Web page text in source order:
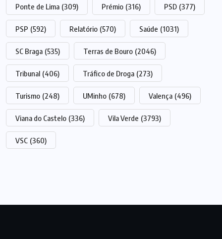
Ponte de Lima (309) Prémio (316) PSD (377)
PSP (592) Relatório (570) Saúde (1031)
SC Braga (535) Terras de Bouro (2046)
Tribunal (406) Tráfico de Droga (273)
Turismo (248) UMinho (678) Valença (496)
Viana do Castelo (336) Vila Verde (3793)
VSC (360)